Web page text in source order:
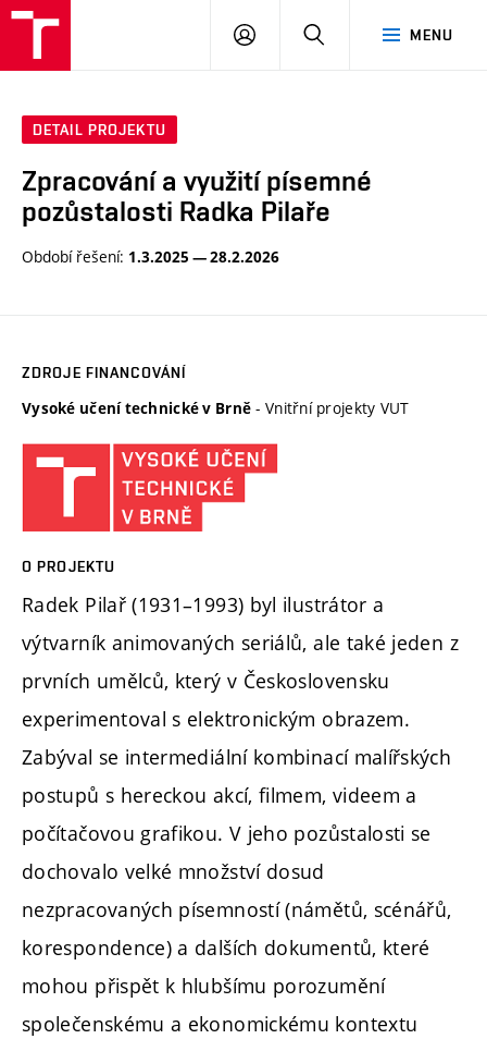
MENU
PŘIHLÁSIT
DETAIL PROJEKTU
Zpracování a využití písemné
pozůstalosti Radka Pilaře
Období řešení: 1.3.2025 — 28.2.2026
ZDROJE FINANCOVÁNÍ
Vysoké učení technické v Brně - Vnitřní projekty VUT
O PROJEKTU
Radek Pilař (1931–1993) byl ilustrátor a
výtvarník animovaných seriálů, ale také jeden z
prvních umělců, který v Československu
experimentoval s elektronickým obrazem.
Zabýval se intermediální kombinací malířských
postupů s hereckou akcí, filmem, videem a
počítačovou grafikou. V jeho pozůstalosti se
dochovalo velké množství dosud
nezpracovaných písemností (námětů, scénářů,
korespondence) a dalších dokumentů, které
mohou přispět k hlubšímu porozumění
společenskému a ekonomickému kontextu